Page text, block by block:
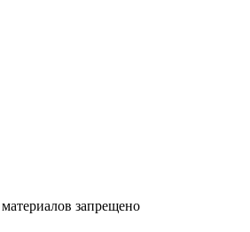
запрещено